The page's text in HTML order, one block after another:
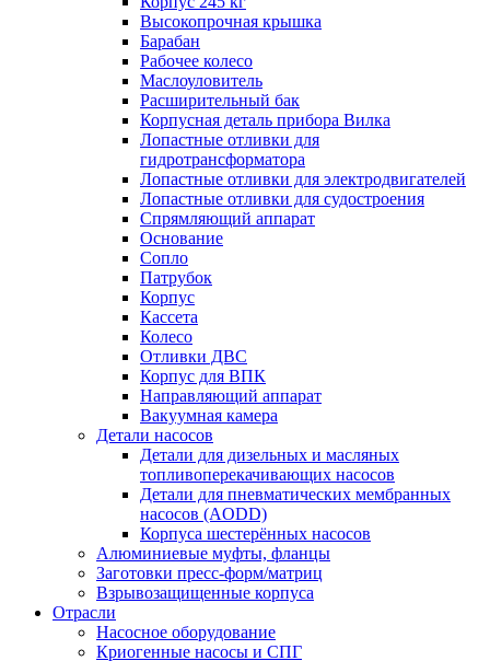
Высокопрочная крышка
Барабан
Рабочее колесо
Маслоуловитель
Расширительный бак
Корпусная деталь прибора Вилка
Лопастные отливки для
гидротрансформатора
Лопастные отливки для электродвигателей
Лопастные отливки для судостроения
Спрямляющий аппарат
Основание
Сопло
Патрубок
Корпус
Кассета
Колесо
Отливки ДВС
Корпус для ВПК
Направляющий аппарат
Вакуумная камера
Детали насосов
Детали для дизельных и масляных
топливоперекачивающих насосов
Детали для пневматических мембранных
насосов (AODD)
Корпуса шестерённых насосов
Алюминиевые муфты, фланцы
Заготовки пресс-форм/матриц
Взрывозащищенные корпуса
Отрасли
Насосное оборудование
Криогенные насосы и СПГ